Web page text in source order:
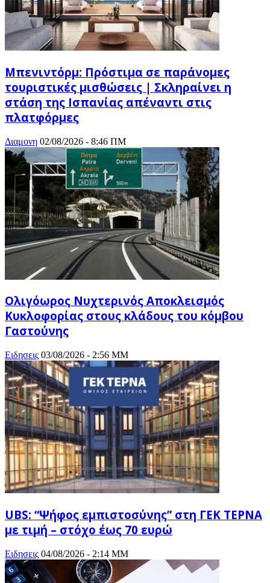
Μπενιντόρμ: Πρόστιμα σε παράνομες
τουριστικές μισθώσεις | Σκληραίνει η
στάση της Ισπανίας απέναντι στις
πλατφόρμες
Διαμονη 02/08/2026 - 8:46 ΠΜ
Ολιγόωρος Νυχτερινός Αποκλεισμός
Κυκλοφορίας στους κλάδους του κόμβου
Γαστούνης
Ειδησεις 03/08/2026 - 2:56 ΜΜ
UBS: “Ψήφος εμπιστοσύνης” στη ΓΕΚ ΤΕΡΝΑ
με τιμή – στόχο έως 70 ευρώ
Ειδησεις 04/08/2026 - 2:14 ΜΜ